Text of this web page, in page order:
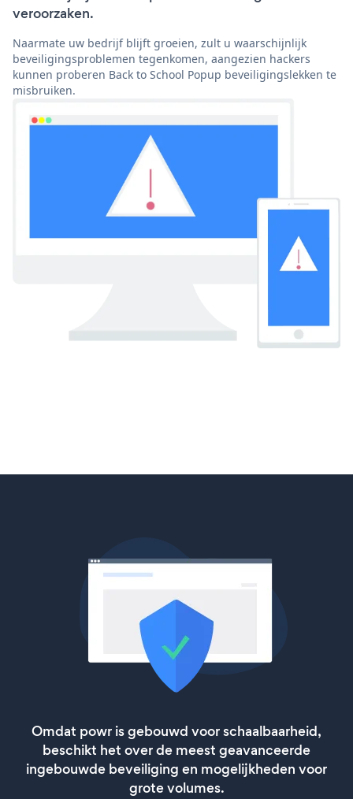
veroorzaken.
Naarmate uw bedrijf blijft groeien, zult u waarschijnlijk
beveiligingsproblemen tegenkomen, aangezien hackers
kunnen proberen Back to School Popup beveiligingslekken te
misbruiken.
Omdat powr is gebouwd voor schaalbaarheid,
beschikt het over de meest geavanceerde
ingebouwde beveiliging en mogelijkheden voor
grote volumes.